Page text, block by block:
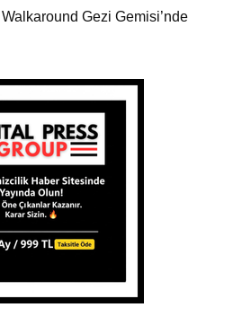
Gezi Gemisi’nde